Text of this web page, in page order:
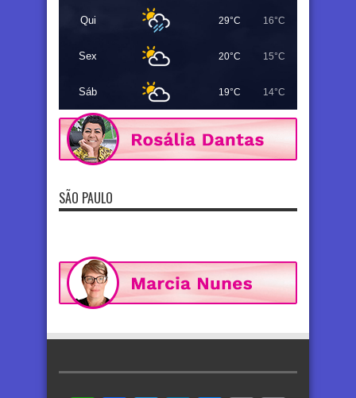
Qui 29°C 16°C
Sex 20°C 15°C
Sáb 19°C 14°C
SÃO PAULO